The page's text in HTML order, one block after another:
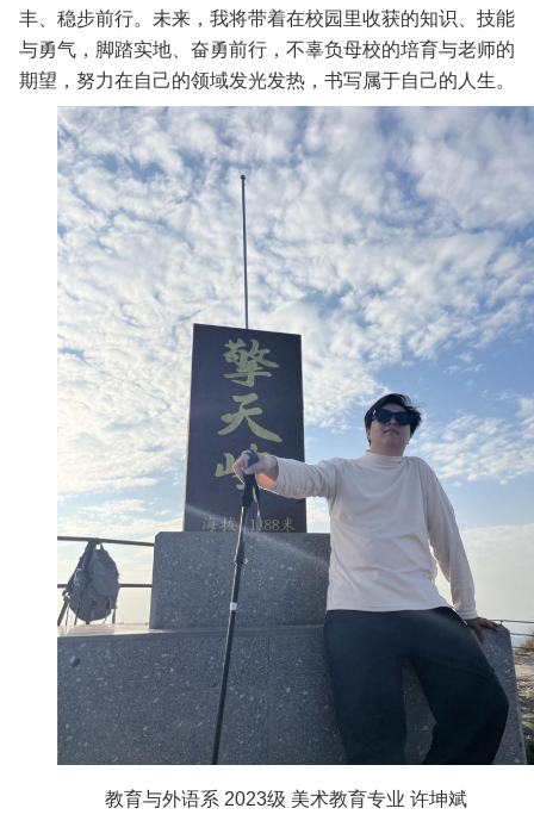
丰、稳步前行。未来，我将带着在校园里收获的知识、技能
与勇气，脚踏实地、奋勇前行，不辜负母校的培育与老师的
期望，努力在自己的领域发光发热，书写属于自己的人生。
教育与外语系 2023级 美术教育专业 许坤斌